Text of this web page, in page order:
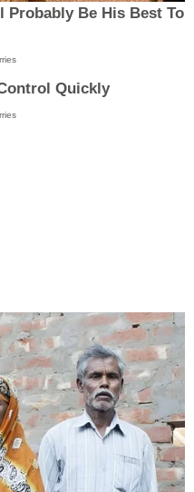
Probably Be His Best To
Quickly